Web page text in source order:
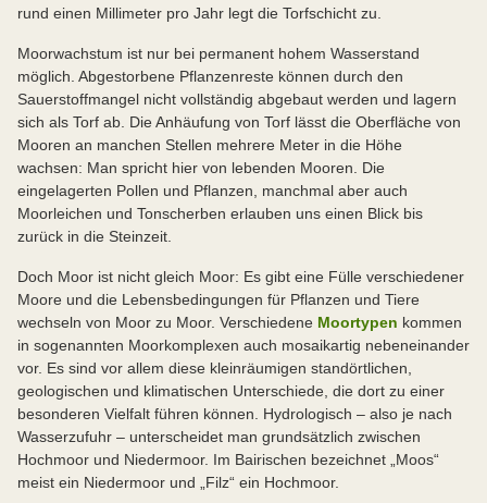
rund einen Millimeter pro Jahr legt die Torfschicht zu.
Moorwachstum ist nur bei permanent hohem Wasserstand
möglich. Abgestorbene Pflanzenreste können durch den
Sauerstoffmangel nicht vollständig abgebaut werden und lagern
sich als Torf ab. Die Anhäufung von Torf lässt die Oberfläche von
Mooren an manchen Stellen mehrere Meter in die Höhe
wachsen: Man spricht hier von lebenden Mooren. Die
eingelagerten Pollen und Pflanzen, manchmal aber auch
Moorleichen und Tonscherben erlauben uns einen Blick bis
zurück in die Steinzeit.
Doch Moor ist nicht gleich Moor: Es gibt eine Fülle verschiedener
Moore und die Lebensbedingungen für Pflanzen und Tiere
wechseln von Moor zu Moor. Verschiedene Moortypen kommen
in sogenannten Moorkomplexen auch mosaikartig nebeneinander
vor. Es sind vor allem diese kleinräumigen standörtlichen,
geologischen und klimatischen Unterschiede, die dort zu einer
besonderen Vielfalt führen können. Hydrologisch – also je nach
Wasserzufuhr – unterscheidet man grundsätzlich zwischen
Hochmoor und Niedermoor. Im Bairischen bezeichnet „Moos“
meist ein Niedermoor und „Filz“ ein Hochmoor.